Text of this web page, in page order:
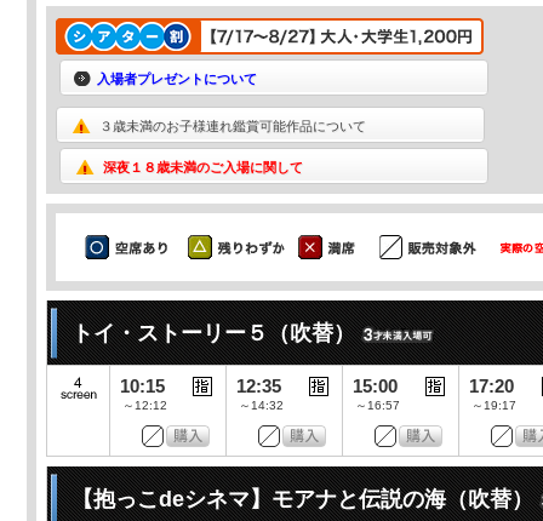
入場者プレゼントについて
３歳未満のお子様連れ鑑賞可能作品について
深夜１８歳未満のご入場に関して
トイ・ストーリー５（吹替）
10:15
～12:12
12:35
～14:32
15:00
～16:57
17:20
～19:17
【抱っこdeシネマ】モアナと伝説の海（吹替）